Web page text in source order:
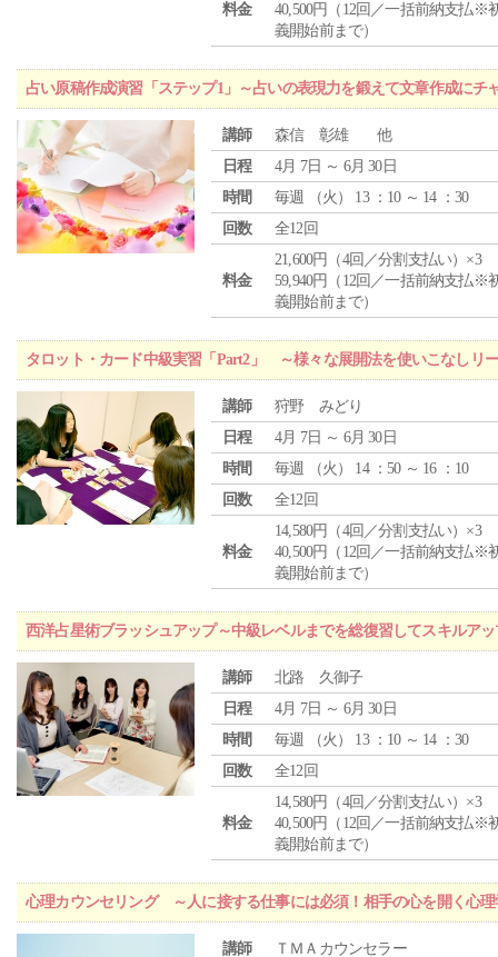
料金
40,500円（12回／一括前納支払※
義開始前まで）
占い原稿作成演習「ステップ1」～占いの表現力を鍛えて文章作成にチ
講師
森信 彰雄 他
日程
4月 7日 ～ 6月 30日
時間
毎週 （火 ） 13 ：10 ～ 14 ：30
回数
全12回
料金
21,600円（4回／分割支払い）×3
59,940円（12回／一括前納支払※
義開始前まで）
タロット・カード中級実習「Part2」 ～様々な展開法を使いこなしリ
講師
狩野 みどり
日程
4月 7日 ～ 6月 30日
時間
毎週 （火 ） 14 ：50 ～ 16 ：10
回数
全12回
料金
14,580円（4回／分割支払い）×3
40,500円（12回／一括前納支払※
義開始前まで）
西洋占星術ブラッシュアップ～中級レベルまでを総復習してスキルア
講師
北路 久御子
日程
4月 7日 ～ 6月 30日
時間
毎週 （火 ） 13 ：10 ～ 14 ：30
回数
全12回
料金
14,580円（4回／分割支払い）×3
40,500円（12回／一括前納支払※
義開始前まで）
心理カウンセリング ～人に接する仕事には必須！相手の心を開く心理
講師 ＴＭＡカウンセラー